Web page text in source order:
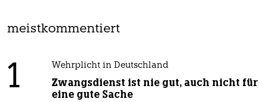
meistkommentiert
1 Wehrplicht in Deutschland
Zwangsdienst ist nie gut, auch nicht für
eine gute Sache